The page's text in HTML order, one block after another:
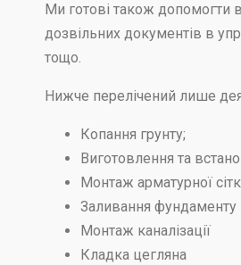
Ми готові також допомогти
дозвільних документів в
тощо.
Нижче перелічений лише
Копання грунту;
Виготовлення та
Монтаж арматурної
Заливання фундаменту
Монтаж каналізації
Кладка цегляна